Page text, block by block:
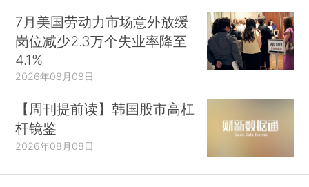
7月美国劳动力市场意外放缓
岗位减少2.3万个失业率降至
4.1%
2026年08月08日
【周刊提前读】韩国股市高杠
杆镜鉴
2026年08月08日